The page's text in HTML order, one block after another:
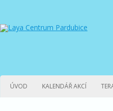
ÚVOD KALENDÁŘ AKCÍ